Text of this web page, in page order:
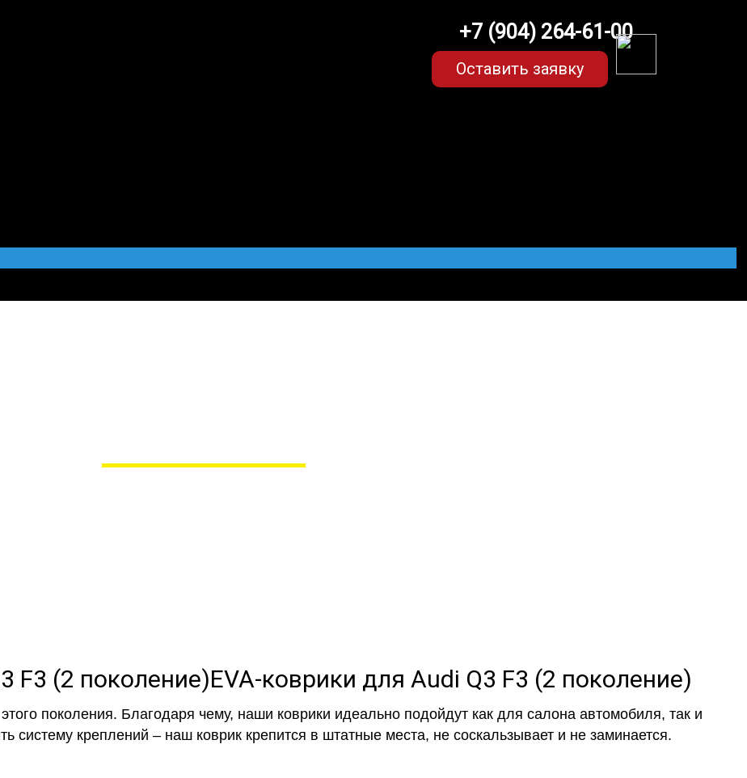
+7 (904) 264-61-00
Оставить заявку
EVA-коврики для Audi Q3 F3 (2 поколение)
поколения. Благодаря чему, наши коврики идеально подойдут как для салона автомобиля, так и
систему креплений – наш коврик крепится в штатные места, не соскальзывает и не заминается.